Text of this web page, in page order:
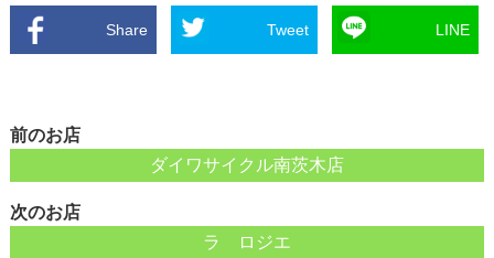
Share Tweet LINE
前のお店
ダイワサイクル南茨木店
次のお店
ラ ロジエ